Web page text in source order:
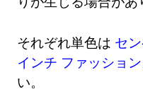
それぞれ単色は セ
インチ ファッショ
い。